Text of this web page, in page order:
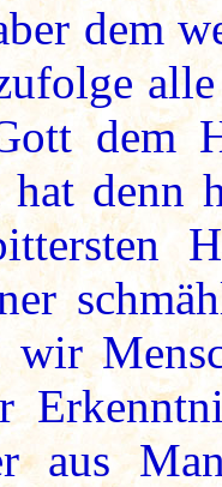
dem
dem
denn
wir
aus